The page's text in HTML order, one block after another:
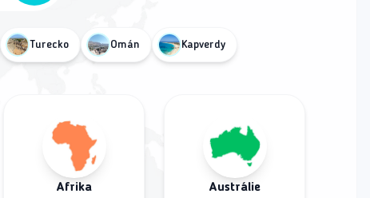
Turecko Omán Kapverdy
Afrika Austrálie